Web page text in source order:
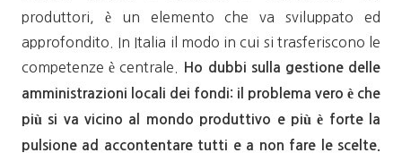
produttori, è un elemento che va sviluppato ed
approfondito. In Italia il modo in cui si trasferiscono le
competenze è centrale.
Ho dubbi sulla gestione delle
amministrazioni locali dei fondi: il problema vero è che
più si va vicino al mondo produttivo e più è forte la
pulsione ad accontentare tutti e a non fare le scelte.